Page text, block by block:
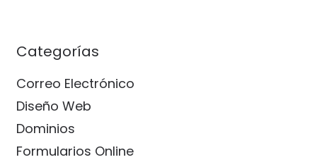
Categorías
Correo Electrónico
Diseño Web
Dominios
Formularios Online